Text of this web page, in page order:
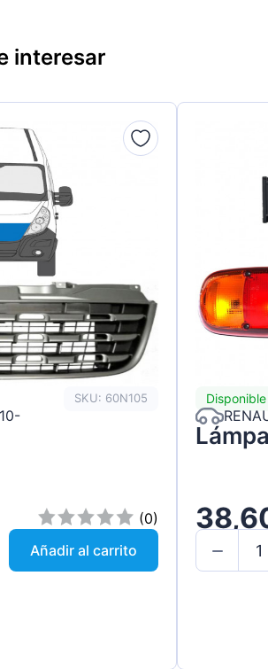
interesar
SKU: 60N105
(0)
Añadir al carrito